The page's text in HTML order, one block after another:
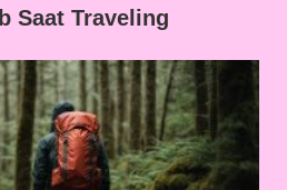
Saat Traveling